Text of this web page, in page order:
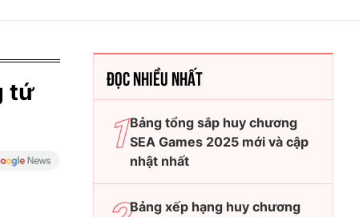
tứ
ĐỌC NHIỀU NHẤT
Bảng tổng sắp huy chương
SEA Games 2025 mới và cập
nhật nhất
Bảng xếp hạng huy chương